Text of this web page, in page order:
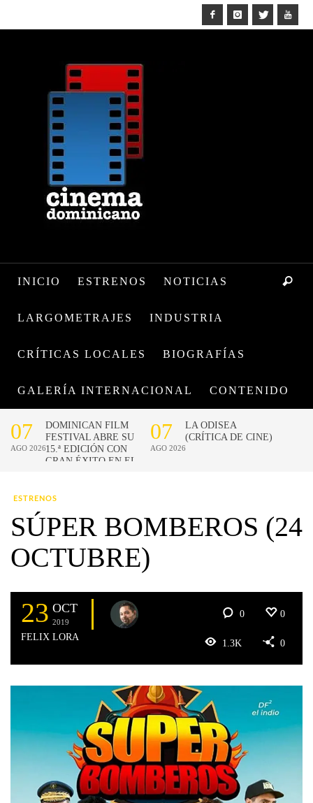
INICIO ESTRENOS NOTICIAS
LARGOMETRAJES INDUSTRIA
CRÍTICAS LOCALES BIOGRAFÍAS
GALERÍA INTERNACIONAL CONTENIDO
ESTRENOS
SÚPER BOMBEROS (24
OCTUBRE)
23 OCT
2019
FELIX LORA
0 0
1.3K 0